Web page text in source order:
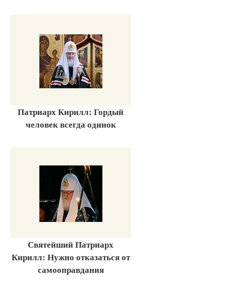
Патриарх Кирилл: Гордый
человек всегда одинок
Святейший Патриарх
Кирилл: Нужно отказаться от
самооправдания